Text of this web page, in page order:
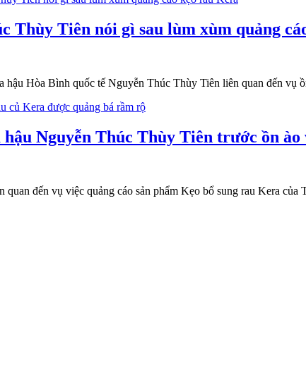
Thùy Tiên nói gì sau lùm xùm quảng
Hòa Bình quốc tế Nguyễn Thúc Thùy Tiên liên quan đến vụ
Nguyễn Thúc Thùy Tiên trước ồn
quan đến vụ việc quảng cáo sản phẩm Kẹo bổ sung rau Kera